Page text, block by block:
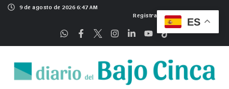
9 de agosto de 2026 6:47 AM
Registrarse
ES